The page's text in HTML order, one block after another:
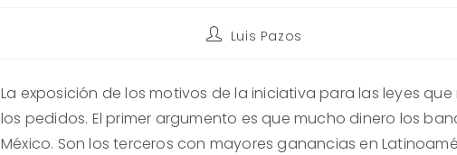
Autor
entrada:
Luis Pazos
La exposición de los motivos de la iniciativa para las leyes que
los pedidos. El primer argumento es que mucho dinero los
México. Son los terceros con mayores ganancias en